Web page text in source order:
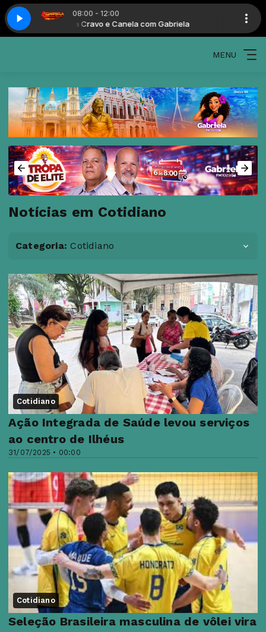
08:00 - 12:00
Gabriela Cravo e Canela com Gabriela Gabriela
MENU
Notícias em Cotidiano
Categoria: Cotidiano
Cotidiano
31/07/2025 • 00:00
Ação Integrada de Saúde levou serviços
ao centro de Ilhéus
Cotidiano
Seleção Brasileira masculina de vôlei vira